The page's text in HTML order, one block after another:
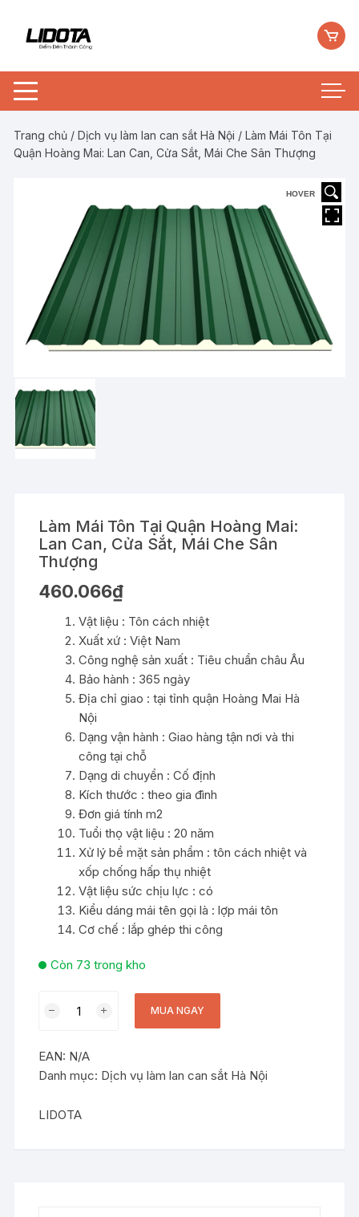
Trang chủ /Dịch vụ làm lan can sắt Hà Nội / Làm Mái Tôn Tại
Quận Hoàng Mai: Lan Can, Cửa Sắt, Mái Che Sân Thượng
HOVER
Làm Mái Tôn Tại Quận Hoàng Mai:
Lan Can, Cửa Sắt, Mái Che Sân
Thượng
460.066₫
Vật liệu : Tôn cách nhiệt
Xuất xứ : Việt Nam
Công nghệ sản xuất : Tiêu chuẩn châu Âu
Bảo hành : 365 ngày
Địa chỉ giao : tại tỉnh quận Hoàng Mai Hà
Nội
Dạng vận hành : Giao hàng tận nơi và thi
công tại chỗ
Dạng di chuyển : Cố định
Kích thước : theo gia đình
Đơn giá tính m2
Tuổi thọ vật liệu : 20 năm
Xử lý bề mặt sản phẩm : tôn cách nhiệt và
xốp chống hấp thụ nhiệt
Vật liệu sức chịu lực : có
Kiểu dáng mái tên gọi là : lợp mái tôn
Cơ chế : lắp ghép thi công
Còn 73 trong kho
Tại
Quận
Mai:
MUA NGAY
EAN: N/A
Danh mục: Dịch vụ làm lan can sắt Hà Nội
LIDOTA